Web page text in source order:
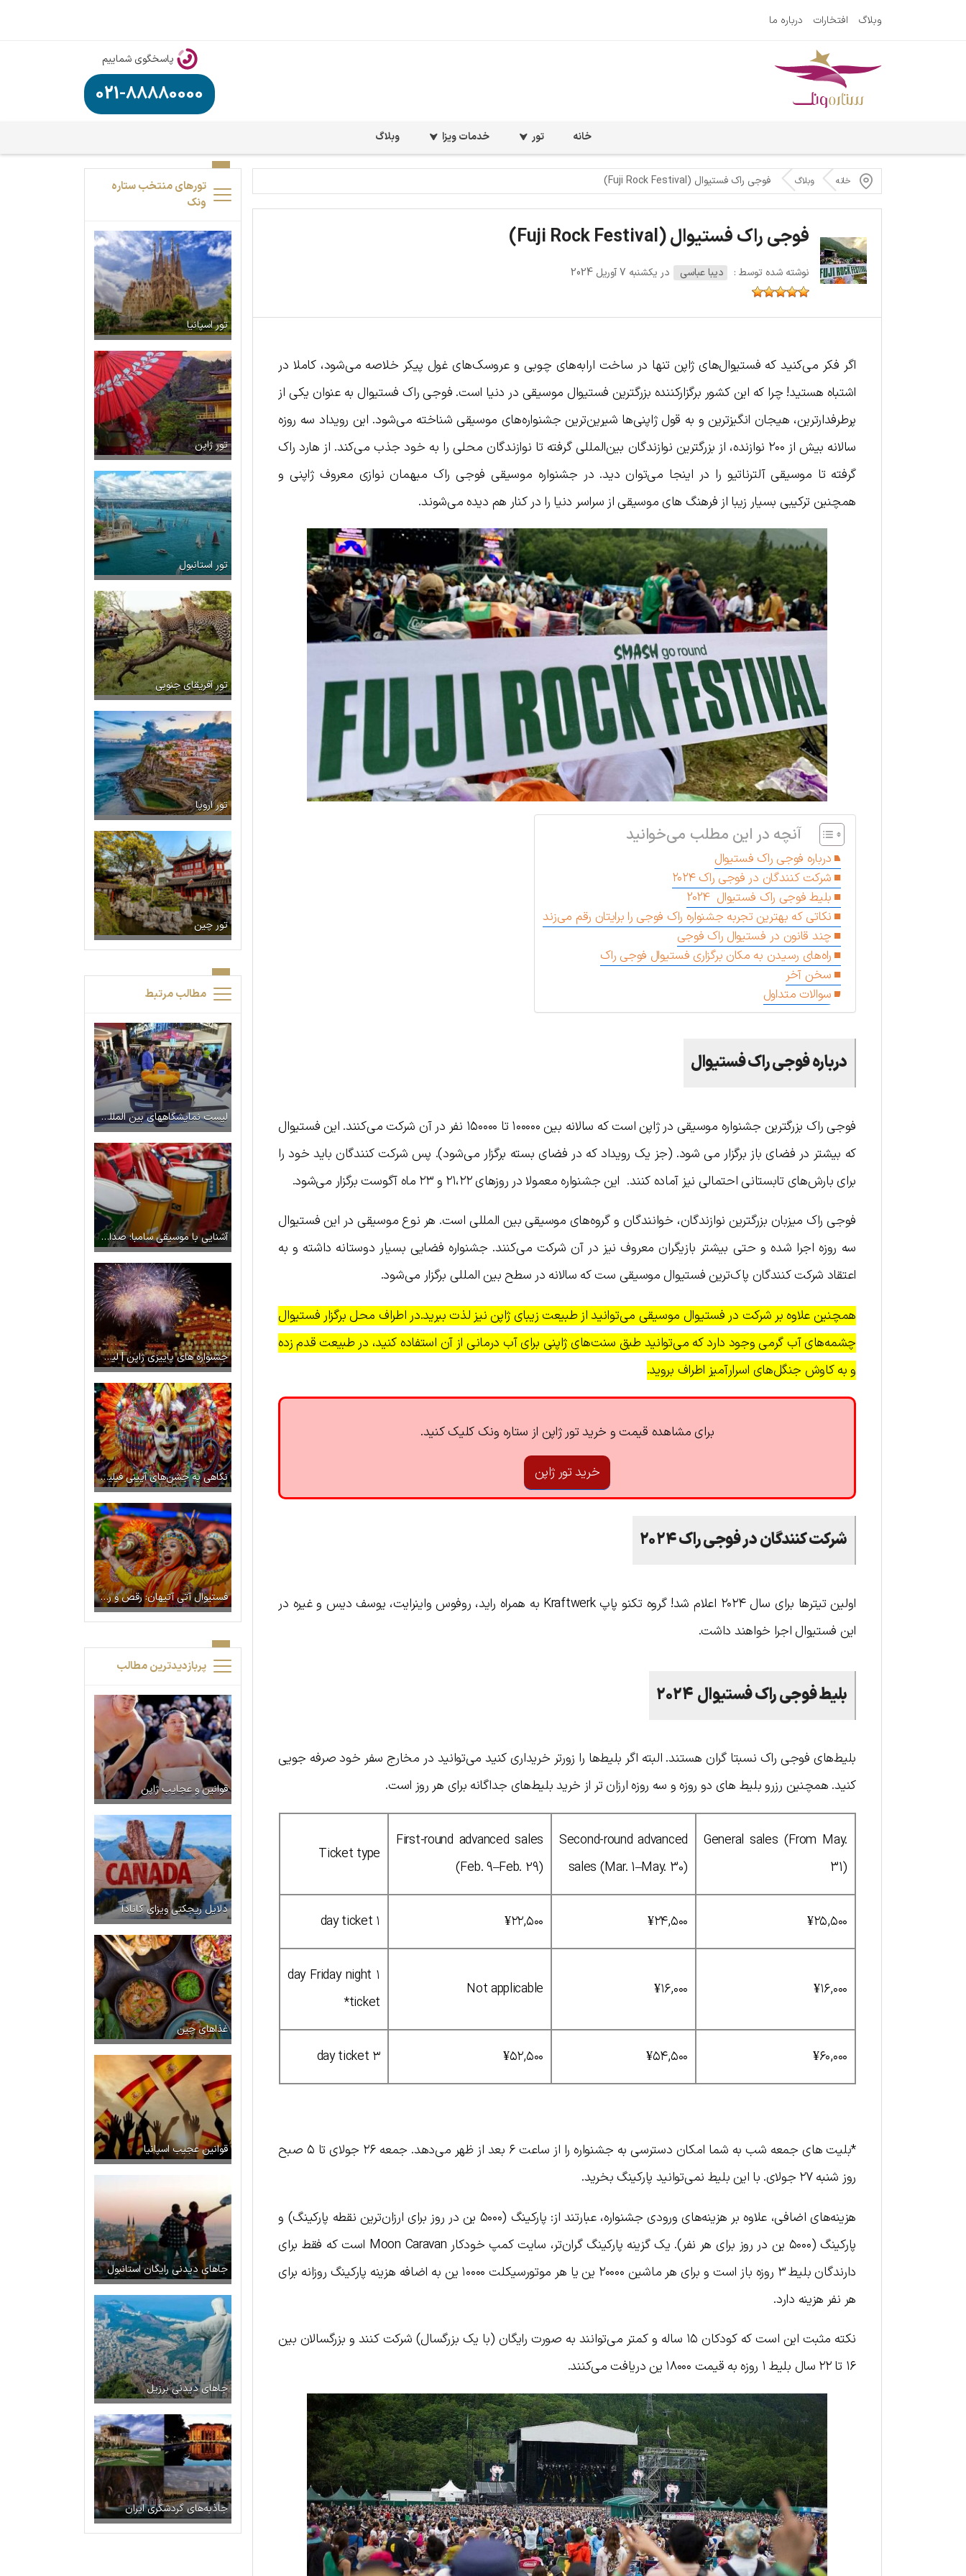
وبلاگ افتخارات درباره ما
پاسخگوی شماییم
021-88880000
خانه تور خدمات ویزا وبلاگ
خانه وبلاگ فوجی راک فستیوال (Fuji Rock Festival)
فوجی راک فستیوال (Fuji Rock Festival)
نوشته شده توسط : دیبا عباسی در یکشنبه 7 آوریل 2024
اگر فکر می‌کنید که فستیوال‌های ژاپن تنها در ساخت ارابه‌های چوبی و عروسک‌های غول پیکر خلاصه می‌شود، کاملا در
اشتباه هستید! چرا که این کشور برگزارکننده بزرگترین فستیوال موسیقی در دنیا است. فوجی راک فستیوال به عنوان یکی از
پرطرفدارترین، هیجان انگیزترین و به قول ژاپنی‌ها شیرین‌ترین جشنواره‌های موسیقی شناخته می‌شود. این رویداد سه روزه
سالانه بیش از ۲۰۰ نوازنده، از بزرگترین نوازندگان بین‌المللی گرفته تا نوازندگان محلی را به خود جذب می‌کند. از هارد راک
گرفته تا موسیقی آلترناتیو را در اینجا می‌توان دید. در جشنواره موسیقی فوجی راک میهمان نوازی معروف ژاپنی و
همچنین ترکیبی بسیار زیبا از فرهنگ ‌های موسیقی از سراسر دنیا را در کنار هم دیده می‌شوند.
آنچه در این مطلب می‌خوانید
درباره فوجی راک فستیوال
شرکت کنندگان در فوجی راک ۲۰۲۴
بلیط فوجی راک فستیوال 2024
نکاتی که بهترین تجربه جشنواره راک فوجی را برایتان رقم می‌زند
چند قانون در فستیوال راک فوجی
راه‌های رسیدن به مکان برگزاری فستیوال فوجی راک
سخن آخر
سوالات متداول
درباره فوجی راک فستیوال
فوجی راک بزرگترین جشنواره موسیقی در ژاپن است که سالانه بین ۱۰۰۰۰۰ تا ۱۵۰۰۰۰ نفر در آن شرکت می‌کنند. این فستیوال
که بیشتر در فضای باز برگزار می شود. (جز یک رویداد که در فضای بسته برگزار می‌شود). پس شرکت کنندگان باید خود را
برای بارش‌های تابستانی احتمالی نیز آماده کنند. این جشنواره معمولا در روزهای ۲۱،۲۲ و ۲۳ ماه آگوست برگزار می‌شود.
فوجی راک میزبان بزرگترین نوازندگان، خوانندگان و گروه‌های موسیقی بین المللی است. هر نوع موسیقی در این فستیوال
سه روزه اجرا شده و حتی بیشتر بازیگران معروف نیز در آن شرکت می‌کنند. جشنواره فضایی بسیار دوستانه داشته و به
اعتقاد شرکت کنندگان پاک‌ترین فستیوال موسیقی ست که سالانه در سطح بین المللی برگزار می‌شود.
همچنین علاوه بر شرکت در فستیوال موسیقی می‌توانید از طبیعت زیبای ژاپن نیز لذت ببرید.در اطراف محل برگزار فستیوال
چشمه‌های آب گرمی وجود دارد که می‌توانید طبق سنت‌های ژاپنی برای آب درمانی از آن استفاده کنید، در طبیعت قدم زده
و به کاوش جنگل‌های اسرارآمیز اطراف بروید.
برای مشاهده قیمت و خرید تور ژاپن از ستاره ونک کلیک کنید.
خرید تور ژاپن
شرکت کنندگان در فوجی راک ۲۰۲۴
اولین تیترها برای سال ۲۰۲۴ اعلام شد! گروه تکنو پاپ Kraftwerk به همراه راید، روفوس واینرایت، یوسف دیس و غیره در
این فستیوال اجرا خواهند داشت.
بلیط فوجی راک فستیوال 2024
بلیط‌های فوجی راک نسبتا گران هستند. البته اگر بلیط‌ها را زورتر خریداری کنید می‌توانید در مخارج سفر خود صرفه جویی
کنید. همچنین رزرو بلیط های دو روزه و سه روزه ارزان تر از خرید بلیط‌های جداگانه برای هر روز است.
General sales (From May.
31)
Second-round advanced
sales (Mar. 1–May. 30)
First-round advanced sales
(Feb. 9–Feb. 29)
Ticket type
¥۲۵,۵۰۰ ¥۲۴,۵۰۰ ¥۲۲,۵۰۰ ۱ day ticket
¥۱۶,۰۰۰ ¥۱۶,۰۰۰ Not applicable
۱ day Friday night
ticket*
¥۶۰,۰۰۰ ¥۵۴,۵۰۰ ¥۵۲,۵۰۰ ۳ day ticket
*بلیت های جمعه شب به شما امکان دسترسی به جشنواره را از ساعت ۶ بعد از ظهر می‌دهد. جمعه ۲۶ جولای تا ۵ صبح
روز شنبه ۲۷ جولای. با این بلیط نمی‌توانید پارکینگ بخرید.
هزینه‌های اضافی، علاوه بر هزینه‌های ورودی جشنواره، عبارتند از: پارکینگ (۵۰۰۰ ین در روز برای ارزان‌ترین نقطه پارکینگ) و
پارکینگ (۵۰۰۰ ین در روز برای هر نفر). یک گزینه پارکینگ گران‌تر، سایت کمپ خودکار Moon Caravan است که فقط برای
دارندگان بلیط ۳ روزه باز است و برای هر ماشین ۲۰۰۰۰ ین یا هر موتورسیکلت ۱۰۰۰۰ ین به اضافه هزینه پارکینگ روزانه برای
هر نفر هزینه دارد.
نکته مثبت این است که کودکان ۱۵ ساله و کمتر می‌توانند به صورت رایگان (با یک بزرگسال) شرکت کنند و بزرگسالان بین
۱۶ تا ۲۲ سال بلیط ۱ روزه به قیمت ۱۸۰۰۰ ین دریافت می‌کنند.
تورهای منتخب ستاره
ونک
تور اسپانیا
تور ژاپن
تور استانبول
تور آفریقای جنوبی
تور اروپا
تور چین
مطالب مرتبط
لیست نمایشگاههای بین المللی اسپانیا ۲۰۲۴
آشنایی با موسیقی سامبا؛ صدای فرهنگ برزیل
جشنواره های پاییزی ژاپن | لیست کامل
نگاهی به جشن‌های آیینی فیلیپین
فستیوال آتی آتیهان: رقص و رنگ در جزایر ویسایاس
پربازدیدترین مطالب
قوانین و عجایب ژاپن
دلایل ریجکتی ویزای کانادا
غذاهای چین
قوانین عجیب اسپانیا
جاهای دیدنی رایگان استانبول
جاهای دیدنی برزیل
جاذبه‌های گردشگری ایران